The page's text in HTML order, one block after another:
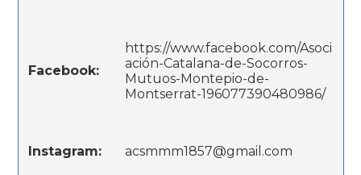
Facebook:
https://www.facebook.com/Asoci
ación-Catalana-de-Socorros-
Mutuos-Montepio-de-
Montserrat-196077390480986/
Instagram: acsmmm1857@gmail.com